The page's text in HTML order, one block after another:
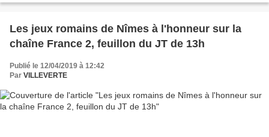
Les jeux romains de Nîmes à l'honneur sur la
chaîne France 2, feuillon du JT de 13h
Publié le 12/04/2019 à 12:42
Par VILLEVERTE